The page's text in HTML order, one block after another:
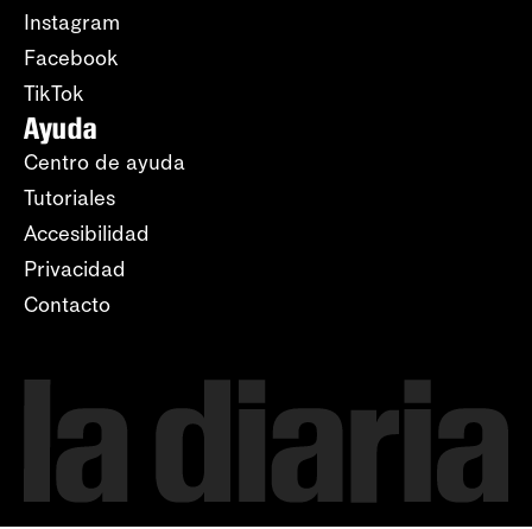
Instagram
Facebook
TikTok
Ayuda
Centro de ayuda
Tutoriales
Accesibilidad
Privacidad
Contacto